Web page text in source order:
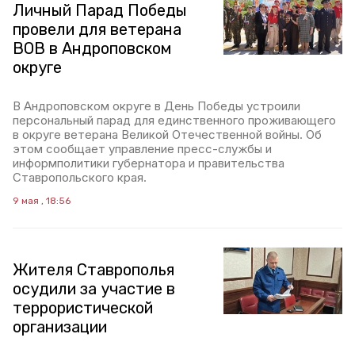
Личный Парад Победы
провели для ветерана
ВОВ в Андроповском
округе
В Андроповском округе в День Победы устроили
персональный парад для единственного проживающего
в округе ветерана Великой Отечественной войны. Об
этом сообщает управление пресс-службы и
информполитики губернатора и правительства
Ставропольского края.
9 мая , 18:56
Жителя Ставрополья
осудили за участие в
террористической
организации